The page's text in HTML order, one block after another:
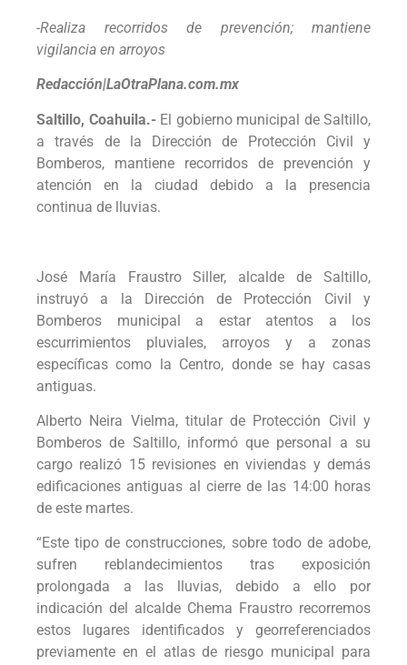
-Realiza recorridos de prevención; mantiene
vigilancia en arroyos
Redacción|LaOtraPlana.com.mx
Saltillo, Coahuila.-El gobierno municipal de Saltillo,
a través de la Dirección de Protección Civil y
Bomberos, mantiene recorridos de prevención y
atención en la ciudad debido a la presencia
continua de lluvias.
José María Fraustro Siller, alcalde de Saltillo,
instruyó a la Dirección de Protección Civil y
Bomberos municipal a estar atentos a los
escurrimientos pluviales, arroyos y a zonas
específicas como la Centro, donde se hay casas
antiguas.
Alberto Neira Vielma, titular de Protección Civil y
Bomberos de Saltillo, informó que personal a su
cargo realizó 15 revisiones en viviendas y demás
edificaciones antiguas al cierre de las 14:00 horas
de este martes.
“Este tipo de construcciones, sobre todo de adobe,
sufren reblandecimientos tras exposición
prolongada a las lluvias, debido a ello por
indicación del alcalde Chema Fraustro recorremos
estos lugares identificados y georreferenciados
previamente en el atlas de riesgo municipal para